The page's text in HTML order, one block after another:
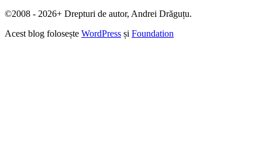
©2008 - 2026+ Drepturi de autor, Andrei Drăguțu.
Acest blog folosește WordPress și Foundation